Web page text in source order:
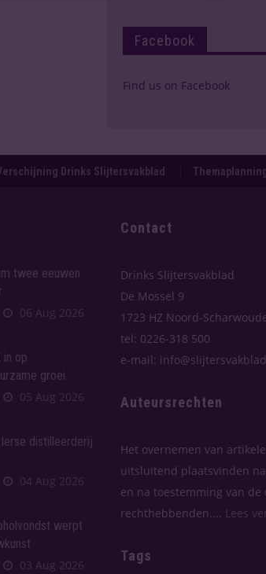
Facebook
Find us on Facebook
Drinks Slijtersvakblad
twee eeuwen
06 Aug 2026
in op
groei
05 Aug 2026
distilleerderij
04 Aug 2026
werpt
03 Aug 2026
Contact
Drinks Slijtersvakblad
De Mossel 9
1723 HZ Noord-
tel: 0226-318 500
e-mail:
Auteursrechten
Het overnemen van
uitsluitend plaatsvinden
en na toestemming van de
rechthebbenden.... Lees
Tags